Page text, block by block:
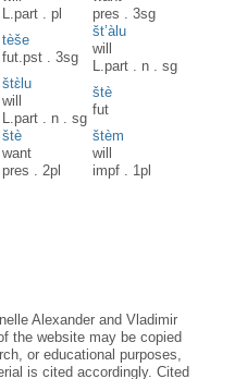
L.part .pl
pres .3sg
tèše
fut.pst .3sg
št’àlu
will
L.part . n .sg
štɛ̀lu
will
L.part . n .sg
štè
fut
štè
want
pres .2pl
štèm
will
impf . 1pl
Alexander and Vladimir
the website may be copied
or educational purposes,
is cited accordingly. Cited